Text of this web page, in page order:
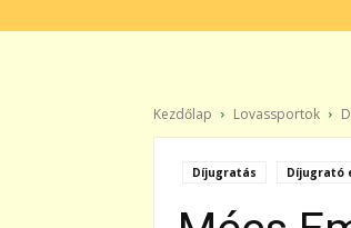
Kezdőlap Lovassportok
Díjugratás Díjugrató